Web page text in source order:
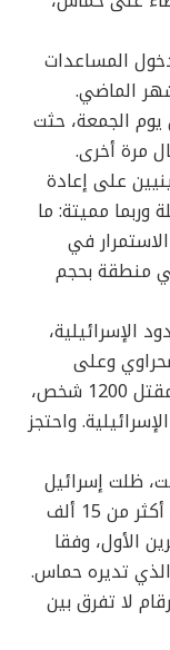
المساعدات
الماضي.
الجمعة، حثت
مرة أخرى.
على إعادة
مميتة: ما
في
منطقة بحجم
الإسرائيلية،
وعلى
مجتمعات زراعية حدودية، مما أسفر عن مقتل 1200 شخص،
واحتجز
ظلت إسرائيل
ترد على الهجمات منذ ذلك الحين. ولقي أكثر من 15 ألف
7 أكتوبر/تشرين الأول، وفقا
تديره حماس.
لا تفرق بين